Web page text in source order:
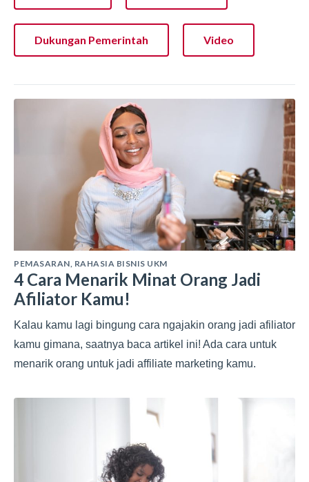
Dukungan Pemerintah Video
PEMASARAN, RAHASIA BISNIS UKM
4 Cara Menarik Minat Orang Jadi
Afiliator Kamu!
Kalau kamu lagi bingung cara ngajakin orang jadi afiliator
kamu gimana, saatnya baca artikel ini! Ada cara untuk
menarik orang untuk jadi affiliate marketing kamu.